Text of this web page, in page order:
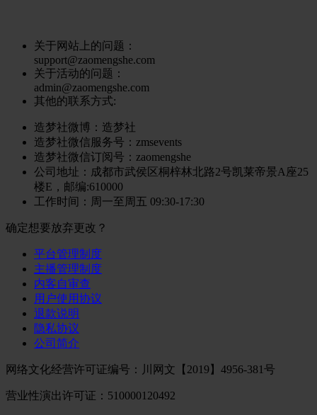
关于网站上的问题：
support@zaomengshe.com
关于活动的问题：
admin@zaomengshe.com
其他的联系方式:
造梦社微博： 造梦社
造梦社微信服务号 ：zmsevents
造梦社微信订阅号 ：zaomengshe
公司地址 ：成都市武侯区桐梓林北路2号凯莱帝景A座25
楼E，邮编:610000
工作时间 ：周一至周五 09:30-17:30
确定想要放弃更改？
平台管理制度
主播管理制度
内客自审查
用户使用协议
退款说明
隐私协议
公司简介
网络文化经营许可证编号：川网文【2019】4956-381号
营业性演出许可证：510000120492